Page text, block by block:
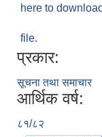
here to
file.
प्रकार:
सूचना तथा समाचार
आर्थिक वर्ष:
८१/८२